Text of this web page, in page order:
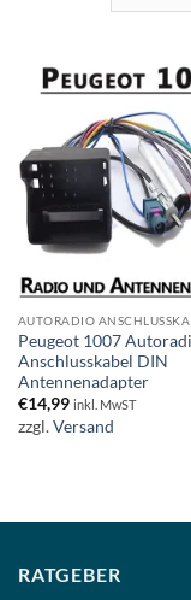
AUTORADIO
Peugeot 1007
Anschlusskabel DIN
Antennenadapter
€14,99 inkl. MwST
zzgl.Versand
RATGEBER